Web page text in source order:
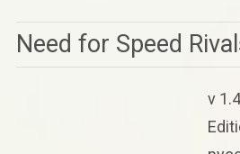
Need for Speed
v